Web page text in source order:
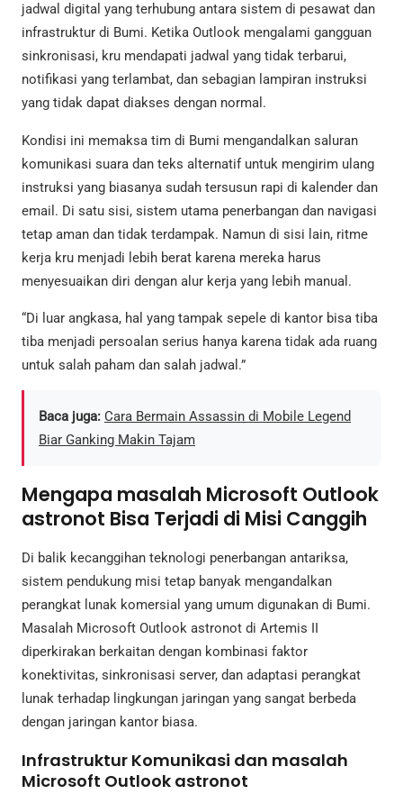
jadwal digital yang terhubung antara sistem di pesawat dan
infrastruktur di Bumi. Ketika Outlook mengalami gangguan
sinkronisasi, kru mendapati jadwal yang tidak terbarui,
notifikasi yang terlambat, dan sebagian lampiran instruksi
yang tidak dapat diakses dengan normal.
Kondisi ini memaksa tim di Bumi mengandalkan saluran
komunikasi suara dan teks alternatif untuk mengirim ulang
instruksi yang biasanya sudah tersusun rapi di kalender dan
email. Di satu sisi, sistem utama penerbangan dan navigasi
tetap aman dan tidak terdampak. Namun di sisi lain, ritme
kerja kru menjadi lebih berat karena mereka harus
menyesuaikan diri dengan alur kerja yang lebih manual.
“Di luar angkasa, hal yang tampak sepele di kantor bisa tiba
tiba menjadi persoalan serius hanya karena tidak ada ruang
untuk salah paham dan salah jadwal.”
Baca juga: Cara Bermain Assassin di Mobile Legend
Biar Ganking Makin Tajam
Mengapa masalah Microsoft Outlook
astronot Bisa Terjadi di Misi Canggih
Di balik kecanggihan teknologi penerbangan antariksa,
sistem pendukung misi tetap banyak mengandalkan
perangkat lunak komersial yang umum digunakan di Bumi.
Masalah Microsoft Outlook astronot di Artemis II
diperkirakan berkaitan dengan kombinasi faktor
konektivitas, sinkronisasi server, dan adaptasi perangkat
lunak terhadap lingkungan jaringan yang sangat berbeda
dengan jaringan kantor biasa.
Infrastruktur Komunikasi dan masalah
Microsoft Outlook astronot